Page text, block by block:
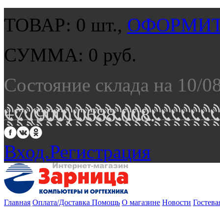
ТОВАР: 0 шт.,
СУММА: 0 руб.
Состояние склада на 10/
+7 (900) 0688 008.
Вход.Регистрация
Главная Оплата/Доставка Помощь О магазине Новости